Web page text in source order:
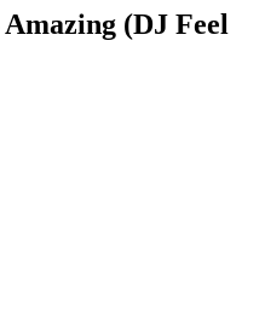
(DJ Feel